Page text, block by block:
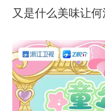
又是什么美味让